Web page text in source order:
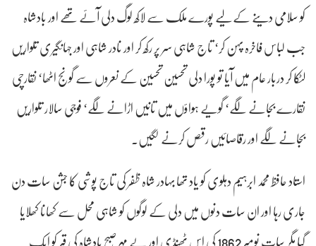
کو سلامی دینے کے لیے پورے ملک سے لاکھ لوگ دلی آئے تھے اور بادشاہ
جب لباس فاخرہ پہن کر‘ تاج شاہی سر پر رکھ کر اور نادر شاہی اور جہانگیری تلواریں
لٹکا کر دربار عام میں آیا تو پورا دلی تحسین تحسین کے نعروں سے گونج اٹھا‘ نقارچی
نقارے بجانے لگے‘ گویے ہواؤں میں تانیں اڑانے لگے‘ فوجی سالار تلواریں
بجانے لگے اور رقاصائیں رقص کرنے لگیں۔
استاد حافظ محمد ابرہیم دہلوی کو یاد تھا بہادر شاہ ظفر کی تاج پوشی کا جشن سات دن
جاری رہا اور ان سات دنوں میں دلی کے لوگوں کو شاہی محل سے کھانا کھلایا